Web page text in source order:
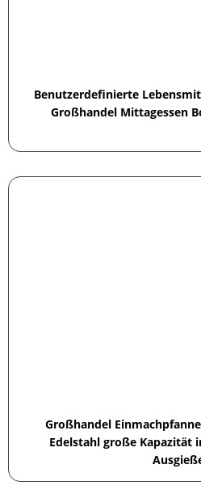
Benutzerdefinierte
Großhandel Mittagessen
Großhandel
Edelstahl große Kapazität